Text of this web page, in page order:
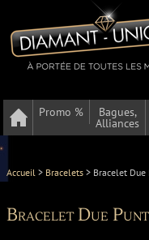
Promo % Bagues,
Alliances
Accueil > Bracelets > Bracelet
Bracelet Due